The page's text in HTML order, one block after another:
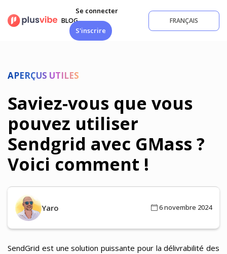
contenu
BLOG
Se connecter
S'inscrire
FRANÇAIS
APERÇUS UTILES
Saviez-vous que vous
pouvez utiliser
Sendgrid avec GMass ?
Voici comment !
Yaro 6 novembre 2024
SendGrid est une solution puissante pour la délivrabilité des